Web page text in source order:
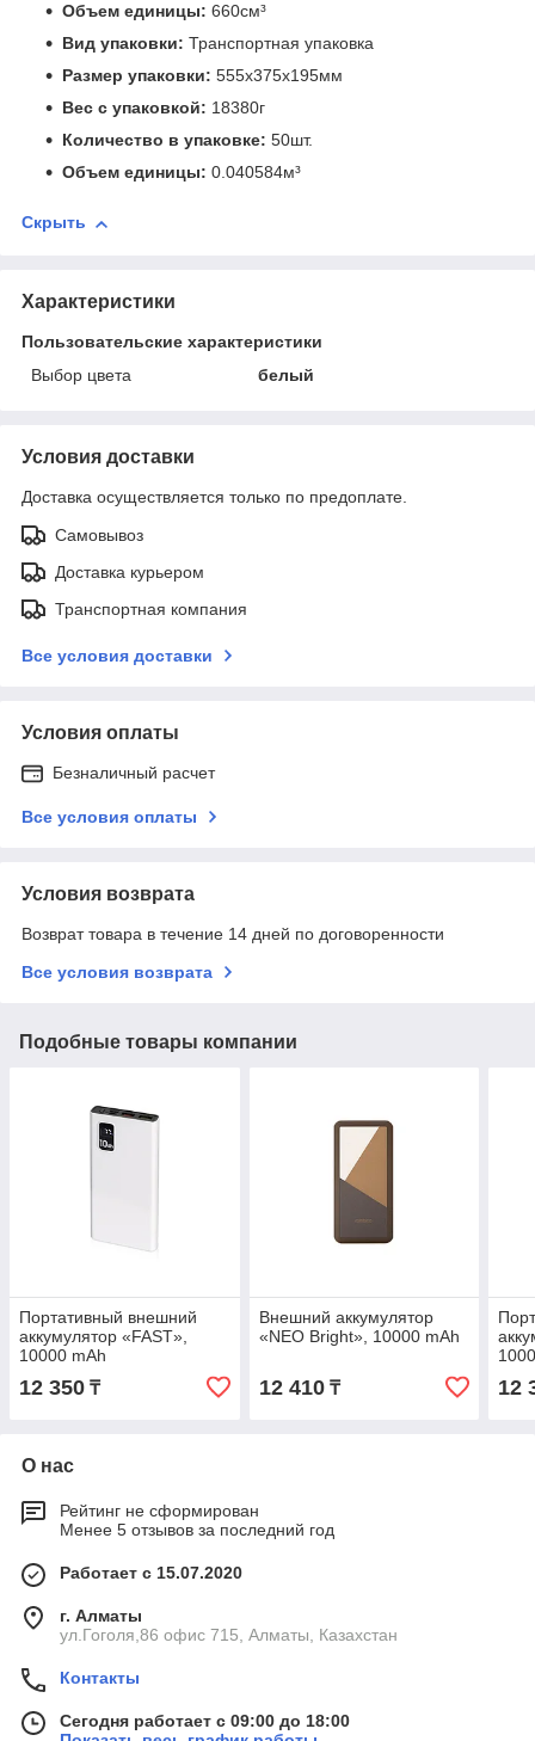
Объем единицы: 660см³
Вид упаковки: Транспортная упаковка
Размер упаковки: 555x375x195мм
Вес с упаковкой: 18380г
Количество в упаковке: 50шт.
Объем единицы: 0.040584м³
Скрыть
Характеристики
Пользовательские характеристики
Выбор цвета
белый
Условия доставки
Доставка осуществляется только по предоплате.
Самовывоз
Доставка курьером
Транспортная компания
Все условия доставки
Условия оплаты
Безналичный расчет
Все условия оплаты
Условия возврата
Возврат товара в течение 14 дней по договоренности
Все условия возврата
Подобные товары компании
Портативный внешний
аккумулятор «FAST»,
10000 mAh
12 350 ₸
Внешний аккумулятор
«NEO Bright», 10000 mAh
12 410₸ 12
О нас
Рейтинг не сформирован
Менее 5 отзывов за последний год
Работает с 15.07.2020
г. Алматы
ул.Гоголя,86 офис 715, Алматы, Казахстан
Контакты
Сегодня работает с 09:00 до 18:00